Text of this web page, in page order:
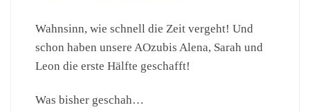
Wahnsinn, wie schnell die Zeit vergeht! Und
schon haben unsere AOzubis Alena, Sarah und
Leon die erste Hälfte geschafft!
Was bisher geschah…